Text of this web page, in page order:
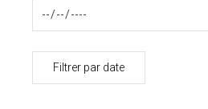
Filtrer par date